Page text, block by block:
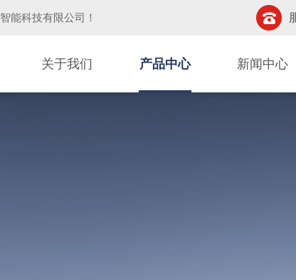
智能科技有限公司 ！
关于我们 产品中心 新闻中心